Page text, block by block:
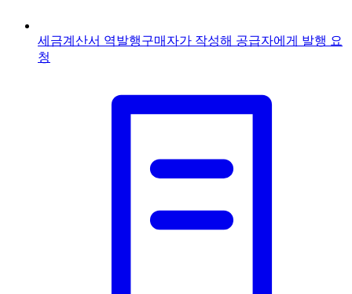
세금계산서 역발행구매자가 작성해 공급자에게 발행 요
청